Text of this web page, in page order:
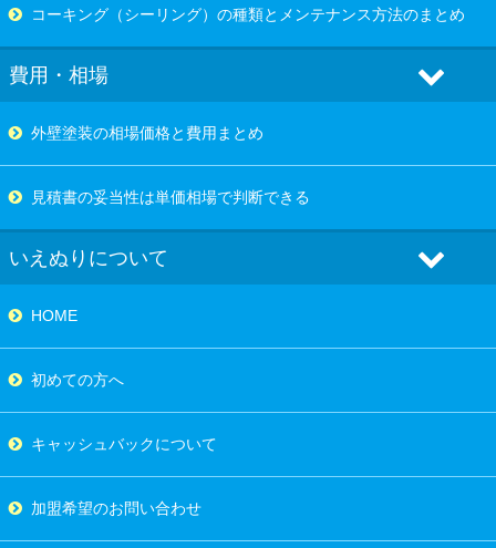
コーキング（シーリング）の種類とメンテナンス方法のまとめ
費用・相場
外壁塗装の相場価格と費用まとめ
見積書の妥当性は単価相場で判断できる
いえぬりについて
HOME
初めての方へ
キャッシュバックについて
加盟希望のお問い合わせ